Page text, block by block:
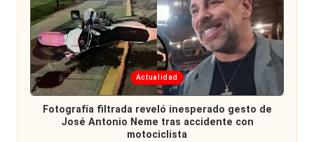
Publicada
en
Actualidad
Fotografía filtrada reveló inesperado gesto de
José Antonio Neme tras accidente con
motociclista